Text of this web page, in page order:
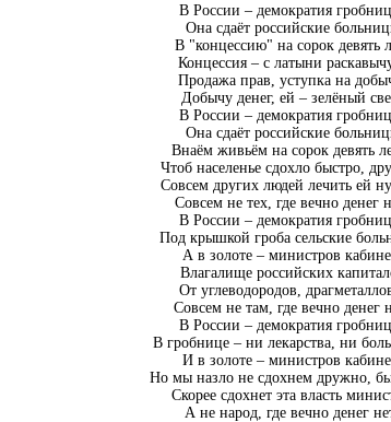
В России – демократия
Она сдаёт российские
В "концессию" на сорок девять
Концессия – с латыни
Продажа прав, уступка на
Добычу денег, ей – зелёный
В России – демократия
Она сдаёт российские
Внаём живьём на сорок девять
Чтоб населенье сдохло быстро,
Совсем других людей лечить ей
Совсем не тех, где вечно денег
В России – демократия
Под крышкой гроба сельские
А в золоте – министров
Влагалище российских
От углеводородов,
Совсем не там, где вечно денег
В России – демократия
В гробнице – ни лекарства, ни
И в золоте – министров
Но мы назло не сдохнем дружно,
Скорее сдохнет эта власть
А не народ, где вечно денег